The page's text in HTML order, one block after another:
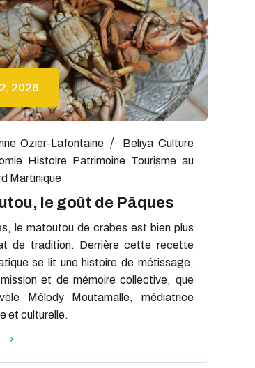
2026
le goût de Pâques
Ozier-Lafontaine Beliya Culture
Histoire Patrimoine Tourisme au
Martinique
le matoutou de crabes est bien plus
de tradition. Derrière cette recette
se lit une histoire de métissage,
et de mémoire collective, que
Mélody Moutamalle, médiatrice
et culturelle.